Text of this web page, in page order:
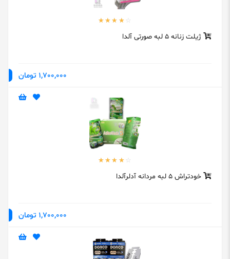
ژیلت زنانه 5 لبه صورتی آلدا
1,700,000 تومان
خودتراش 5 لبه مردانه آدلرآلدا
1,700,000 تومان